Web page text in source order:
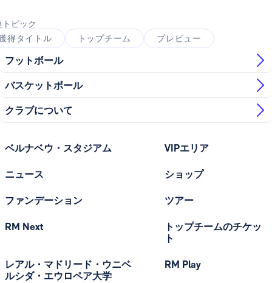
トピック
得タイトル
トップチーム プレビュー
フットボール
バスケットボール
クラブについて
ベルナベウ・スタジアム
ニュース
ファンデーション
RM Next
レアル・マドリード・ウニベ
ルシダ・エウロペア大学
VIPエリア
ショップ
ツアー
トップチームのチケッ
ト
RM Play